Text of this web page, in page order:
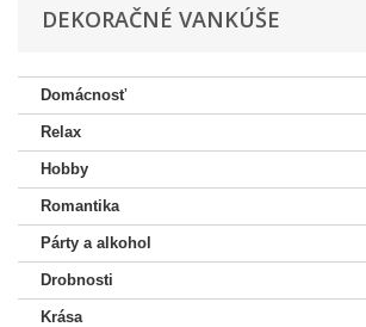
DEKORAČNÉ VANKÚŠE
Domácnosť
Relax
Hobby
Romantika
Párty a alkohol
Drobnosti
Krása